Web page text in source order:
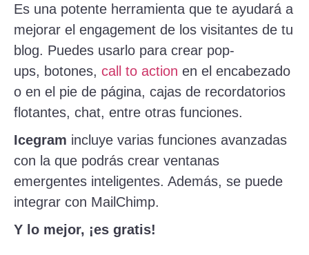
Es una potente herramienta que te ayudará a
mejorar el engagement de los visitantes de tu
blog. Puedes usarlo para crear pop-
ups, botones, call to action en el encabezado
o en el pie de página, cajas de recordatorios
flotantes, chat, entre otras funciones.
Icegram incluye varias funciones avanzadas
con la que podrás crear ventanas
emergentes inteligentes. Además, se puede
integrar con MailChimp.
Y lo mejor, ¡es gratis!